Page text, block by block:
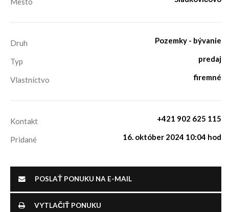
Druh Pozemky - bývanie
Typ predaj
Vlastníctvo firemné
Kontakt +421 902 625 115
Pridané 16. október 2024 10:04 hod
POSLAŤ PONUKU NA E-MAIL
VYTLAČIŤ PONUKU